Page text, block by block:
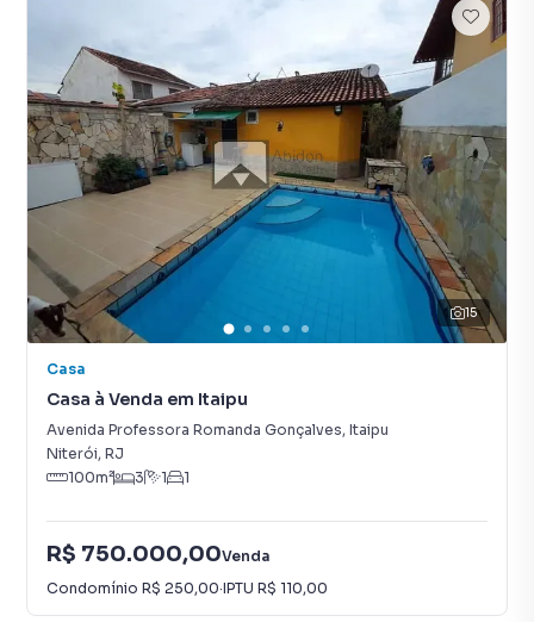
15
Casa
Casa à Venda em Itaipu
Avenida Professora Romanda Gonçalves, Itaipu
Niterói, RJ
100m² 3 1 1
R$ 750.000,00Venda
Condomínio R$ 250,00·IPTU R$ 110,00